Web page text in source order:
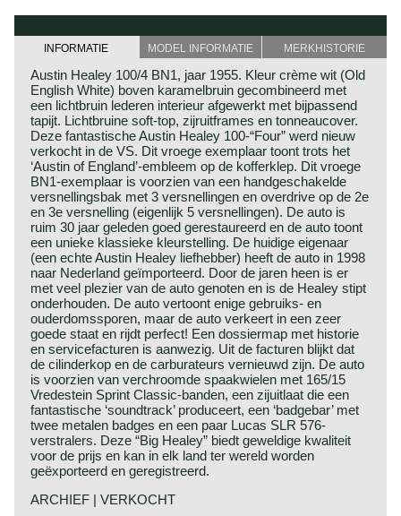
INFORMATIE MODEL INFORMATIE MERKHISTORIE
Austin Healey 100/4 BN1, jaar 1955. Kleur crème wit (Old
English White) boven karamelbruin gecombineerd met
een lichtbruin lederen interieur afgewerkt met bijpassend
tapijt. Lichtbruine soft-top, zijruitframes en tonneaucover.
Deze fantastische Austin Healey 100-“Four” werd nieuw
verkocht in de VS. Dit vroege exemplaar toont trots het
‘Austin of England’-embleem op de kofferklep. Dit vroege
BN1-exemplaar is voorzien van een handgeschakelde
versnellingsbak met 3 versnellingen en overdrive op de 2e
en 3e versnelling (eigenlijk 5 versnellingen). De auto is
ruim 30 jaar geleden goed gerestaureerd en de auto toont
een unieke klassieke kleurstelling. De huidige eigenaar
(een echte Austin Healey liefhebber) heeft de auto in 1998
naar Nederland geïmporteerd. Door de jaren heen is er
met veel plezier van de auto genoten en is de Healey stipt
onderhouden. De auto vertoont enige gebruiks- en
ouderdomssporen, maar de auto verkeert in een zeer
goede staat en rijdt perfect! Een dossiermap met historie
en servicefacturen is aanwezig. Uit de facturen blijkt dat
de cilinderkop en de carburateurs vernieuwd zijn. De auto
is voorzien van verchroomde spaakwielen met 165/15
Vredestein Sprint Classic-banden, een zijuitlaat die een
fantastische ‘soundtrack’ produceert, een ‘badgebar’ met
twee metalen badges en een paar Lucas SLR 576-
verstralers. Deze “Big Healey” biedt geweldige kwaliteit
voor de prijs en kan in elk land ter wereld worden
geëxporteerd en geregistreerd.
ARCHIEF | VERKOCHT